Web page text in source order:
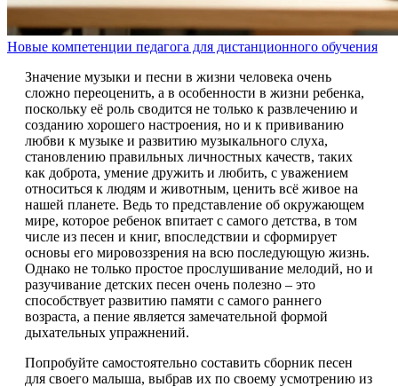
Новые компетенции педагога для дистанционного обучения
Значение музыки и песни в жизни человека очень
сложно переоценить, а в особенности в жизни ребенка,
поскольку её роль сводится не только к развлечению и
созданию хорошего настроения, но и к прививанию
любви к музыке и развитию музыкального слуха,
становлению правильных личностных качеств, таких
как доброта, умение дружить и любить, с уважением
относиться к людям и животным, ценить всё живое на
нашей планете. Ведь то представление об окружающем
мире, которое ребенок впитает с самого детства, в том
числе из песен и книг, впоследствии и сформирует
основы его мировоззрения на всю последующую жизнь.
Однако не только простое прослушивание мелодий, но и
разучивание детских песен очень полезно – это
способствует развитию памяти с самого раннего
возраста, а пение является замечательной формой
дыхательных упражнений.
Попробуйте самостоятельно составить сборник песен
для своего малыша, выбрав их по своему усмотрению из